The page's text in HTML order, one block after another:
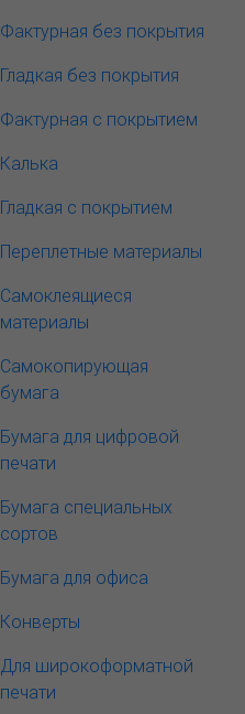
Фактурная без покрытия
Гладкая без покрытия
Фактурная с покрытием
Калька
Гладкая с покрытием
Переплетные материалы
Самоклеящиеся
материалы
Самокопирующая
бумага
Бумага для цифровой
печати
Бумага специальных
сортов
Бумага для офиса
Конверты
Для широкоформатной
печати